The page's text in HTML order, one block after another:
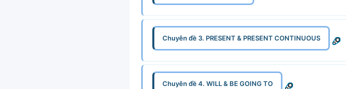
Chuyên đề 3. PRESENT & PRESENT CONTINUOUS
Chuyên đề 4. WILL & BE GOING TO